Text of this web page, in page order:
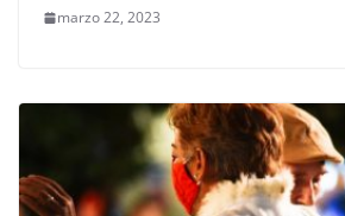
marzo 22, 2023